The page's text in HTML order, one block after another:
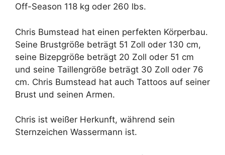
Off-Season 118 kg oder 260 lbs.
Chris Bumstead hat einen perfekten Körperbau.
Seine Brustgröße beträgt 51 Zoll oder 130 cm,
seine Bizepgröße beträgt 20 Zoll oder 51 cm
und seine Taillengröße beträgt 30 Zoll oder 76
cm. Chris Bumstead hat auch Tattoos auf seiner
Brust und seinen Armen.
Chris ist weißer Herkunft, während sein
Sternzeichen Wassermann ist.